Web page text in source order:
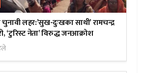
लहर:’सुख-दुःखका साथी’ रामचन्द्र
‘टुरिस्ट नेता’ विरुद्ध जनआक्रोश